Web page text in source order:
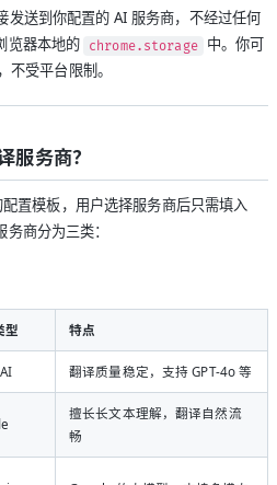
发送到你配置的 AI 服务商，不经过任何
览器本地的 chrome.storage
中。你可
不受平台限制。
服务商？
置模板，用户选择服务商后只需填入
商分为三类：
型 特点
翻译质量稳定，支持 GPT-4o 等
擅长长文本理解，翻译自然流
畅